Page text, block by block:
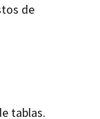
de
tablas.